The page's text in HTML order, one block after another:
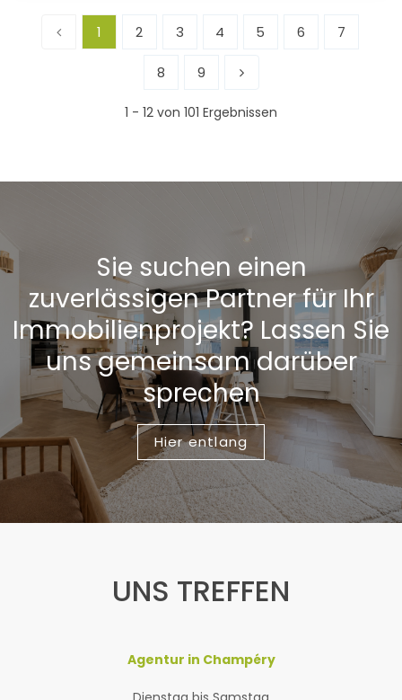
1 2 3 4 5 6 7
8 9
1 - 12 von 101 Ergebnissen
Sie suchen einen
zuverlässigen Partner für Ihr
Immobilienprojekt? Lassen Sie
uns gemeinsam darüber
sprechen
Hier entlang
UNS TREFFEN
Agentur in Champéry